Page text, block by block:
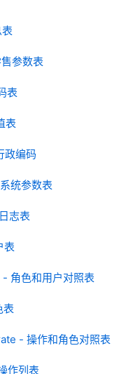
参数表
表
表
政编码
统参数表
志表
表
角色和用户对照表
表
- 操作和角色对照表
作列表